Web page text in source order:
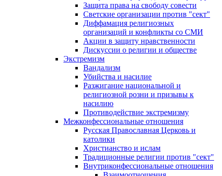
Защита права на свободу совести
Светские организации против "сект"
Диффамация религиозных
организаций и конфликты со СМИ
Акции в защиту нравственности
Дискуссии о религии и обществе
Экстремизм
Вандализм
Убийства и насилие
Разжигание национальной и
религиозной розни и призывы к
насилию
Противодействие экстремизму
Межконфессиональные отношения
Русская Православная Церковь и
католики
Христианство и ислам
Традиционные религии против "сект"
Внутриконфессиональные отношения